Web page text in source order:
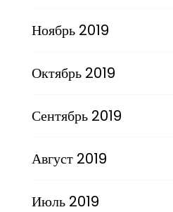
Ноябрь 2019
Октябрь 2019
Сентябрь 2019
Август 2019
Июль 2019